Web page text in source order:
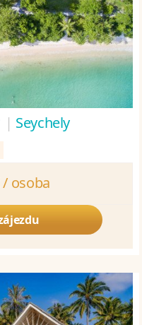
| Seychely
/ osoba